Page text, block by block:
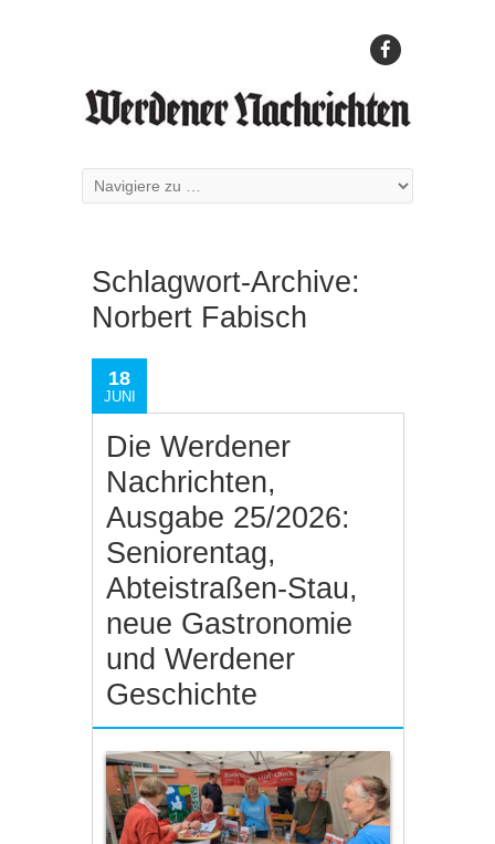
Schlagwort-Archive:
Norbert Fabisch
18
JUNI
Die Werdener
Nachrichten,
Ausgabe 25/2026:
Seniorentag,
Abteistraßen-Stau,
neue Gastronomie
und Werdener
Geschichte